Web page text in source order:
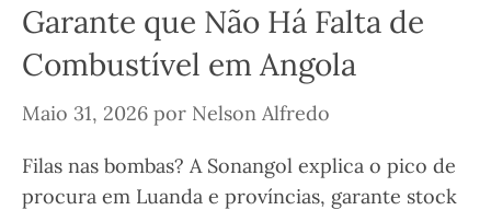
Garante que Não Há Falta de
Combustível em Angola
Maio 31, 2026 por Nelson Alfredo
Filas nas bombas? A Sonangol explica o pico de
procura em Luanda e províncias, garante stock